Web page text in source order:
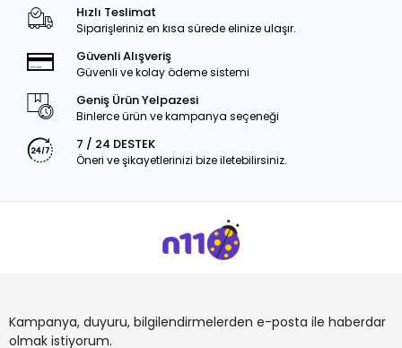
Hızlı Teslimat
Siparişleriniz en kısa sürede elinize ulaşır.
Güvenli Alışveriş
Güvenli ve kolay ödeme sistemi
Geniş Ürün Yelpazesi
Binlerce ürün ve kampanya seçeneği
7 / 24 DESTEK
Öneri ve şikayetlerinizi bize iletebilirsiniz.
Kampanya, duyuru, bilgilendirmelerden e-posta ile haberdar
olmak istiyorum.